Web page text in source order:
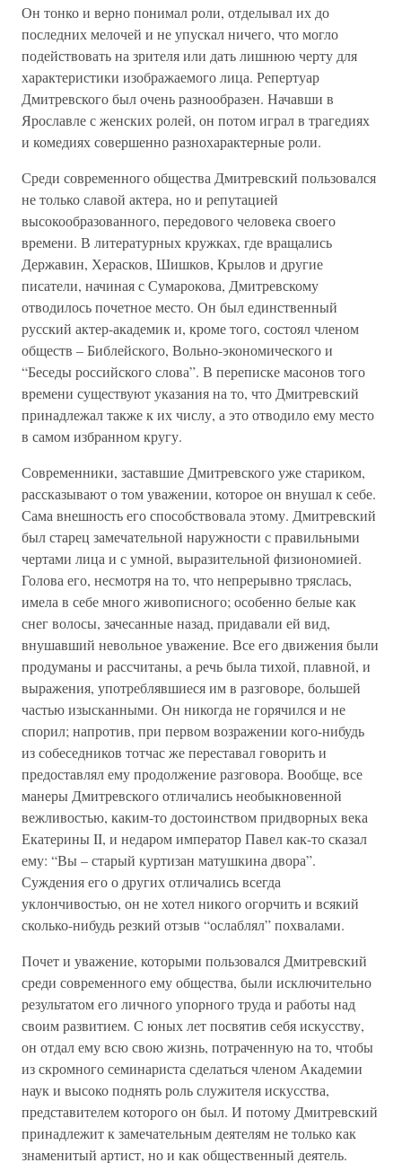
Он тонко и верно понимал роли, отделывал их до
последних мелочей и не упускал ничего, что могло
подействовать на зрителя или дать лишнюю черту для
характеристики изображаемого лица. Репертуар
Дмитревского был очень разнообразен. Начавши в
Ярославле с женских ролей, он потом играл в трагедиях
и комедиях совершенно разнохарактерные роли.
Среди современного общества Дмитревский пользовался
не только славой актера, но и репутацией
высокообразованного, передового человека своего
времени. В литературных кружках, где вращались
Державин, Херасков, Шишков, Крылов и другие
писатели, начиная с Сумарокова, Дмитревскому
отводилось почетное место. Он был единственный
русский актер-академик и, кроме того, состоял членом
обществ – Библейского, Вольно-экономического и
“Беседы российского слова”. В переписке масонов того
времени существуют указания на то, что Дмитревский
принадлежал также к их числу, а это отводило ему место
в самом избранном кругу.
Современники, заставшие Дмитревского уже стариком,
рассказывают о том уважении, которое он внушал к себе.
Сама внешность его способствовала этому. Дмитревский
был старец замечательной наружности с правильными
чертами лица и с умной, выразительной физиономией.
Голова его, несмотря на то, что непрерывно тряслась,
имела в себе много живописного; особенно белые как
снег волосы, зачесанные назад, придавали ей вид,
внушавший невольное уважение. Все его движения были
продуманы и рассчитаны, а речь была тихой, плавной, и
выражения, употреблявшиеся им в разговоре, большей
частью изысканными. Он никогда не горячился и не
спорил; напротив, при первом возражении кого-нибудь
из собеседников тотчас же переставал говорить и
предоставлял ему продолжение разговора. Вообще, все
манеры Дмитревского отличались необыкновенной
вежливостью, каким-то достоинством придворных века
Екатерины II, и недаром император Павел как-то сказал
ему: “Вы – старый куртизан матушкина двора”.
Суждения его о других отличались всегда
уклончивостью, он не хотел никого огорчить и всякий
сколько-нибудь резкий отзыв “ослаблял” похвалами.
Почет и уважение, которыми пользовался Дмитревский
среди современного ему общества, были исключительно
результатом его личного упорного труда и работы над
своим развитием. С юных лет посвятив себя искусству,
он отдал ему всю свою жизнь, потраченную на то, чтобы
из скромного семинариста сделаться членом Академии
наук и высоко поднять роль служителя искусства,
представителем которого он был. И потому Дмитревский
принадлежит к замечательным деятелям не только как
знаменитый артист, но и как общественный деятель.